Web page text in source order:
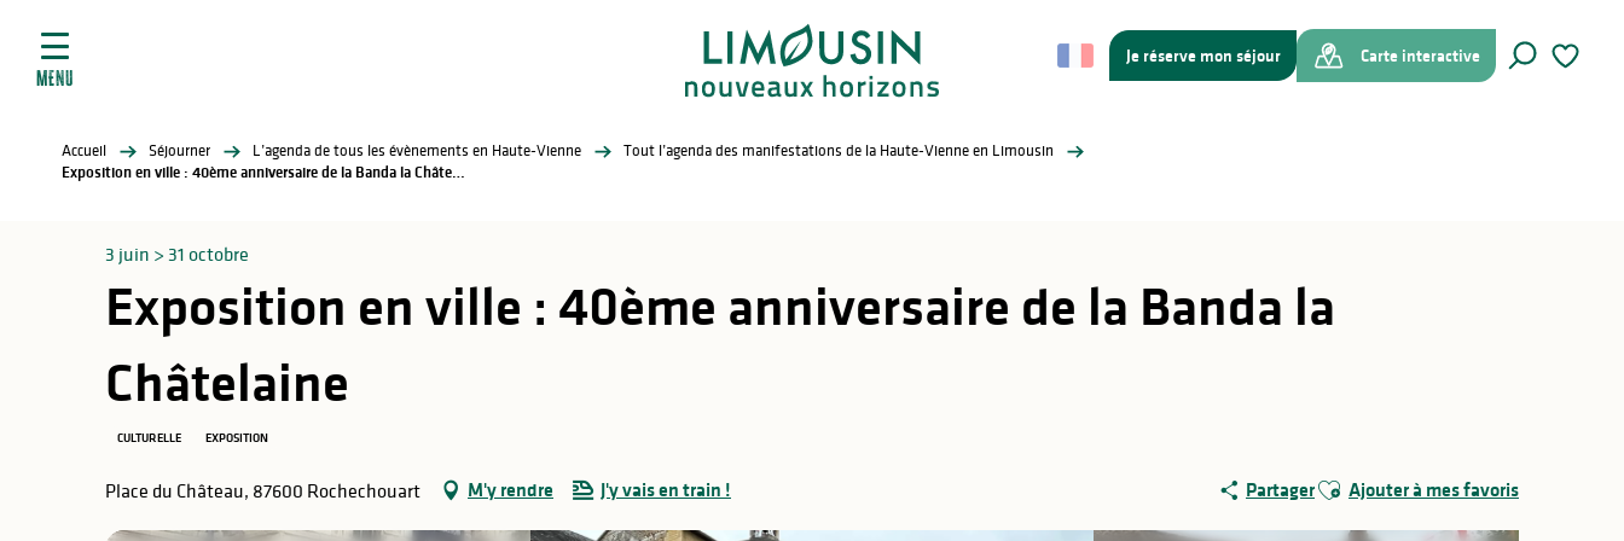
contenu
Je réserve mon séjour
Carte interactive
MENU
Accueil Séjourner L’agenda de tous les évènements en Haute-Vienne
Tout l’agenda des manifestations de la Haute-Vienne en Limousin
Exposition en ville : 40ème anniversaire de la Banda la Châtelaine
3 juin > 31 octobre
Exposition en ville : 40ème anniversaire de la Banda la
Châtelaine
CULTURELLE EXPOSITION
Place du Château, 87600 Rochechouart M'y rendre J'y vais en train ! PartagerAjouter aux favoris
Ajouter à mes favoris